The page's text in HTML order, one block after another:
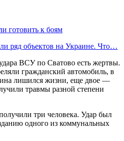
готовить к боям
ряд объектов на Украине. Что…
ВСУ по Сватово есть жертвы.
гражданский автомобиль, в
лишился жизни, еще двое —
травмы разной степени
три человека. Удар был
одного из коммунальных